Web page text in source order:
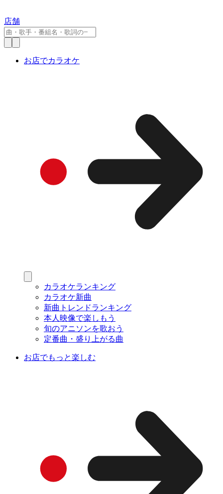
店舗
お店でカラオケ
カラオケランキング
カラオケ新曲
新曲トレンドランキング
本人映像で楽しもう
旬のアニソンを歌おう
定番曲・盛り上がる曲
お店でもっと楽しむ